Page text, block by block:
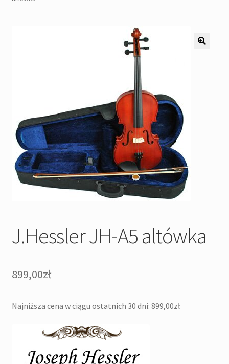
Pozostałe
J.Hessler JH-A5 altówka
899,00zł
Najniższa cena w ciągu ostatnich 30 dni: 899,00zł